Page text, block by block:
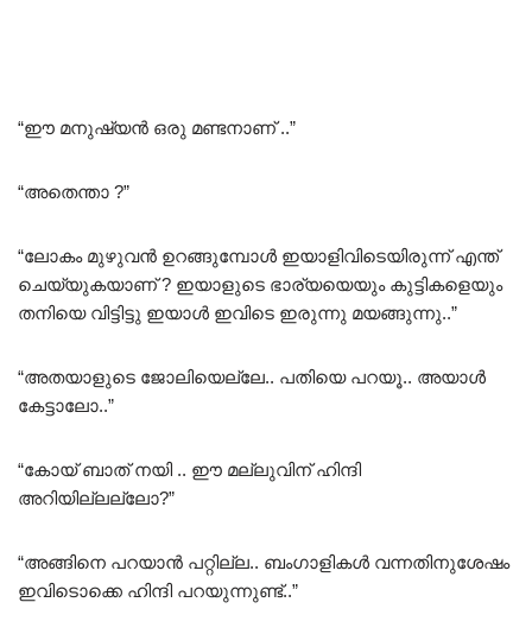
“ഈ മനുഷ്യൻ ഒരു മണ്ടനാണ് ..”
“അതെന്താ ?”
“ലോകം മുഴുവൻ ഉറങ്ങുമ്പോൾ ഇയാളിവിടെയിരുന്ന് എന്ത്
ചെയ്യുകയാണ് ? ഇയാളുടെ ഭാര്യയെയും കുട്ടികളെയും
തനിയെ വിട്ടിട്ടു ഇയാൾ ഇവിടെ ഇരുന്നു മയങ്ങുന്നു..”
“അതയാളുടെ ജോലിയെല്ലേ.. പതിയെ പറയൂ.. അയാൾ
കേട്ടാലോ..”
“കോയ് ബാത് നയി .. ഈ മല്ലുവിന് ഹിന്ദി
അറിയില്ലല്ലോ?”
“അങ്ങിനെ പറയാൻ പറ്റില്ല.. ബംഗാളികൾ വന്നതിനുശേഷം
ഇവിടൊക്കെ ഹിന്ദി പറയുന്നുണ്ട്..”